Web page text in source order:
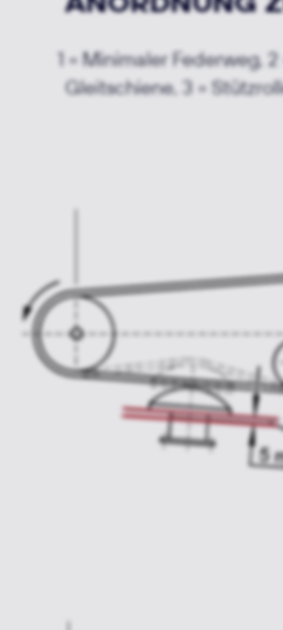
1 = Minimaler Federweg,
Gleitschiene, 3 =